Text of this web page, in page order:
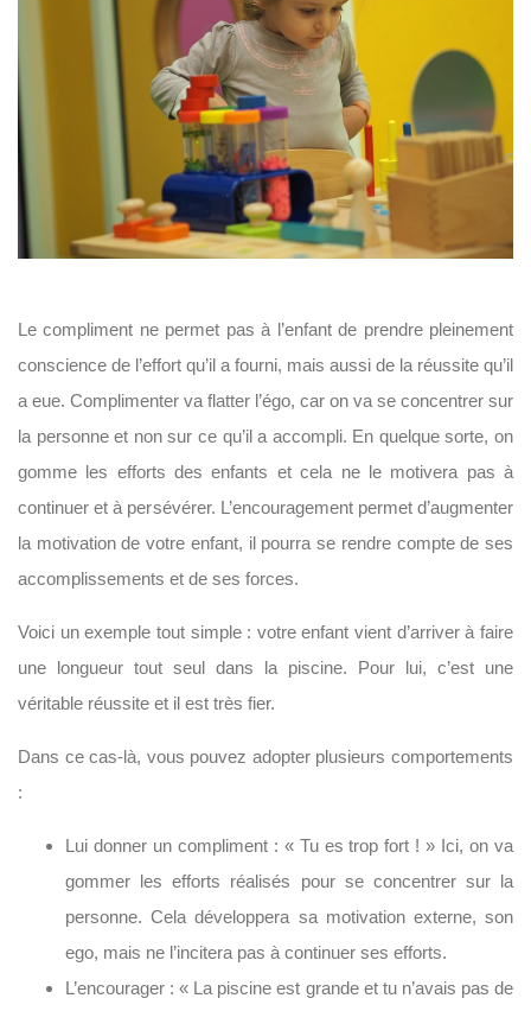
Le compliment ne permet pas à l’enfant de prendre pleinement
conscience de l’effort qu’il a fourni, mais aussi de la réussite qu’il
a eue. Complimenter va flatter l’égo, car on va se concentrer sur
la personne et non sur ce qu’il a accompli. En quelque sorte, on
gomme les efforts des enfants et cela ne le motivera pas à
continuer et à persévérer. L’encouragement permet d’augmenter
la motivation de votre enfant, il pourra se rendre compte de ses
accomplissements et de ses forces.
Voici un exemple tout simple : votre enfant vient d’arriver à faire
une longueur tout seul dans la piscine. Pour lui, c’est une
véritable réussite et il est très fier.
Dans ce cas-là, vous pouvez adopter plusieurs comportements
:
Lui donner un compliment : « Tu es trop fort ! » Ici, on va
gommer les efforts réalisés pour se concentrer sur la
personne. Cela développera sa motivation externe, son
ego, mais ne l’incitera pas à continuer ses efforts.
L’encourager : « La piscine est grande et tu n’avais pas de